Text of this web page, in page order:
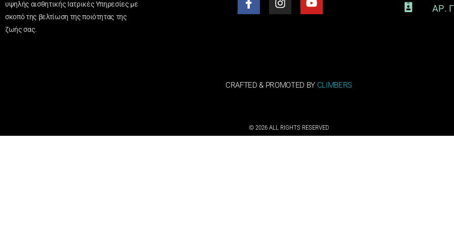
υψηλής αισθητικής Ιατρικές Υπηρεσίες με
σκοπό της βελτίωση της ποιότητας της
ζωής σας.
ΑΡ.
CRAFTED & PROMOTED BY CLIMBERS
© 2026 ALL RIGHTS RESERVED​